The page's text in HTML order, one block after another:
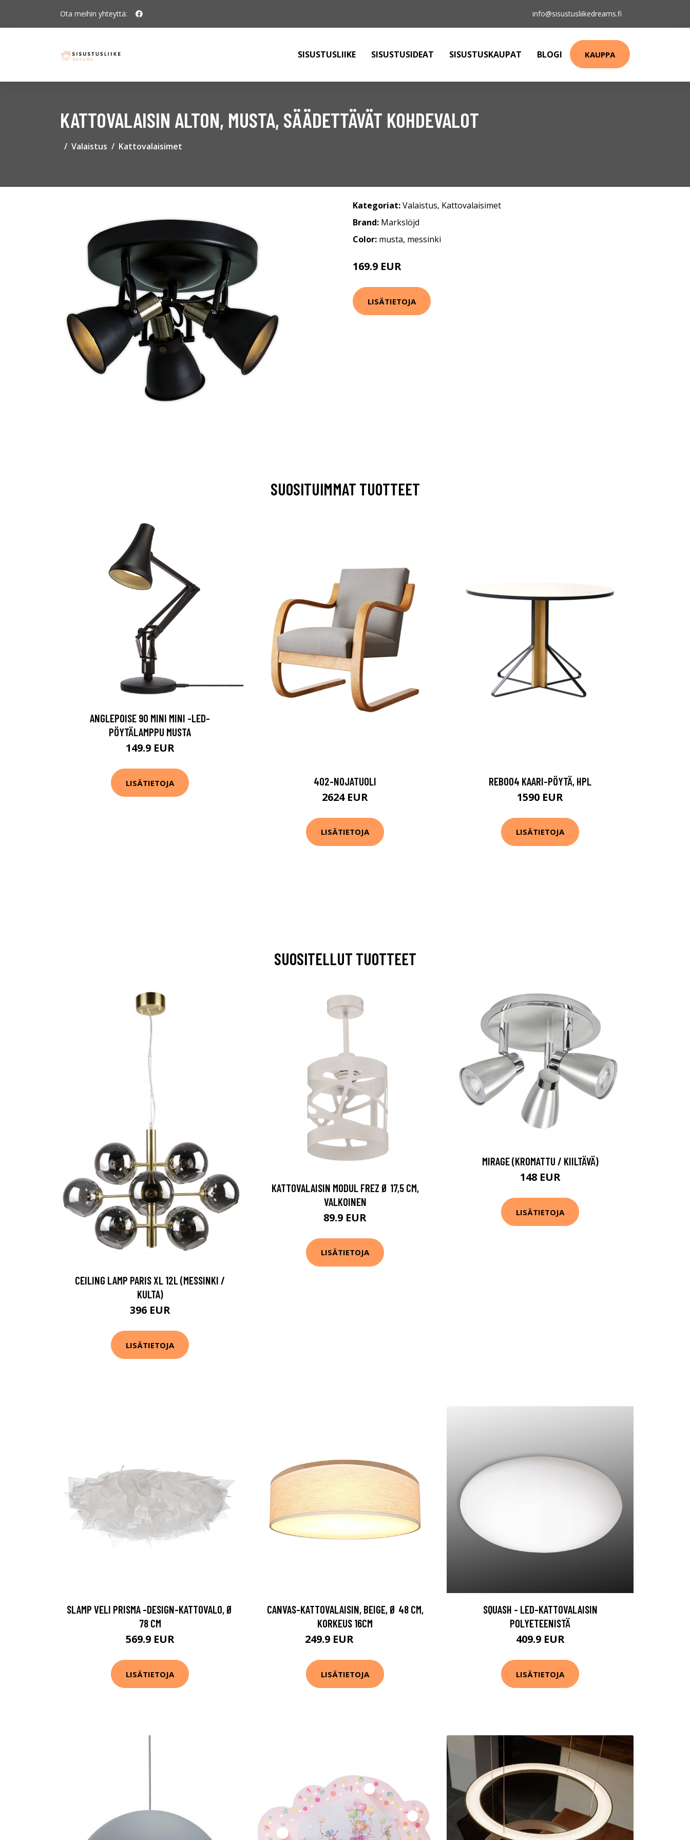
Ota meihin yhteyttä: info@sisustusliikedreams.fi
SISUSTUSLIIKE SISUSTUSIDEAT SISUSTUSKAUPAT BLOGI KAUPPA
KATTOVALAISIN ALTON, MUSTA, SÄÄDETTÄVÄT KOHDEVALOT
Valaistus Kattovalaisimet
Kategoriat:Valaistus, Kattovalaisimet
Brand: Markslöjd
Color: musta, messinki
169.9 EUR
LISÄTIETOJA
SUOSITUIMMAT TUOTTEET
ANGLEPOISE 90 MINI MINI -LED-
PÖYTÄLAMPPU MUSTA
149.9 EUR
LISÄTIETOJA 402-NOJATUOLI
2624 EUR
LISÄTIETOJA
REB004 KAARI-PÖYTÄ, HPL
1590 EUR
LISÄTIETOJA
SUOSITELLUT TUOTTEET
CEILING LAMP PARIS XL 12L (MESSINKI /
KULTA)
396 EUR
LISÄTIETOJA
KATTOVALAISIN MODUL FREZ Ø 17,5 CM,
VALKOINEN
89.9 EUR
LISÄTIETOJA
MIRAGE (KROMATTU / KIILTÄVÄ)
148 EUR
LISÄTIETOJA
SLAMP VELI PRISMA -DESIGN-KATTOVALO, Ø
78 CM
569.9 EUR
LISÄTIETOJA
CANVAS-KATTOVALAISIN, BEIGE, Ø 48 CM,
KORKEUS 16CM
249.9 EUR
LISÄTIETOJA
SQUASH - LED-KATTOVALAISIN
POLYETEENISTÄ
409.9 EUR
LISÄTIETOJA